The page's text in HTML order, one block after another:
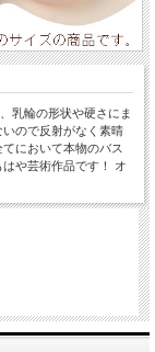
乳輪の形状や硬さにま
ので反射がなく素晴
において本物のバス
や芸術作品です！ オ